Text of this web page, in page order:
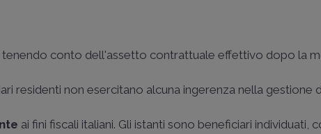
tenendo conto dell'assetto contrattuale effettivo dopo la
residenti non esercitano alcuna ingerenza nella gestione
ai fini fiscali italiani. Gli istanti sono beneficiari individuati,